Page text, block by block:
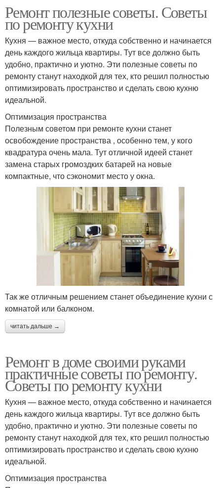
Ремонт полезные советы. Советы
по ремонту кухни
Кухня — важное место, откуда собственно и начинается
день каждого жильца квартиры. Тут все должно быть
удобно, практично и уютно. Эти полезные советы по
ремонту станут находкой для тех, кто решил полностью
оптимизировать пространство и сделать свою кухню
идеальной.
Оптимизация пространства
Полезным советом при ремонте кухни станет
освобождение пространства , особенно тем, у кого
квадратура очень мала. Тут отличной идеей станет
замена старых громоздких батарей на новые
компактные, что сэкономит место у окна.
Так же отличным решением станет объединение кухни с
комнатой или балконом.
читать дальше →
Ремонт в доме своими руками
практичные советы по ремонту.
Советы по ремонту кухни
Кухня — важное место, откуда собственно и начинается
день каждого жильца квартиры. Тут все должно быть
удобно, практично и уютно. Эти полезные советы по
ремонту станут находкой для тех, кто решил полностью
оптимизировать пространство и сделать свою кухню
идеальной.
Оптимизация пространства